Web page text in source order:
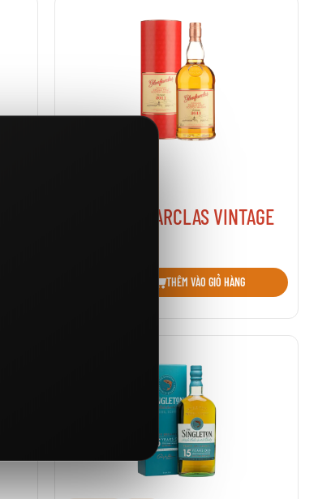
RƯỢU GLENFARCLAS VINTAGE
Thêm vào danh sách yêu thích
THÊM VÀO GIỎ HÀNG